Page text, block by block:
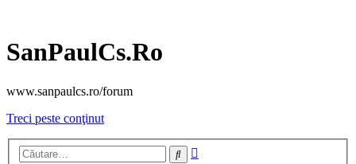
SanPaulCs.Ro
www.sanpaulcs.ro/forum
Treci peste conţinut
Căutare